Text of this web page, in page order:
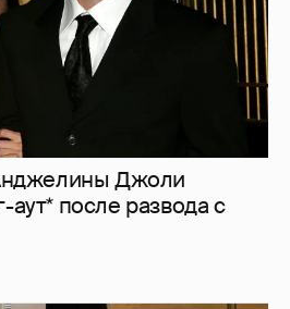
Джоли
после развода с